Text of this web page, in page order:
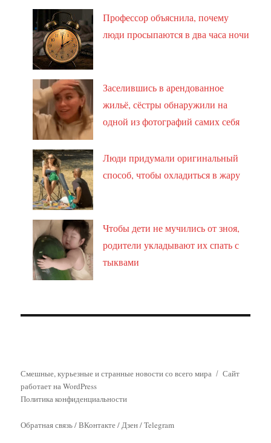
Профессор объяснила, почему
люди просыпаются в два часа ночи
Заселившись в арендованное
жильё, сёстры обнаружили на
одной из фотографий самих себя
Люди придумали оригинальный
способ, чтобы охладиться в жару
Чтобы дети не мучились от зноя,
родители укладывают их спать с
тыквами
Смешные, курьезные и странные новости со всего мира
Сайт
работает на WordPress
Политика конфиденциальности
Обратная связь/ВКонтакте/Дзен/Telegram